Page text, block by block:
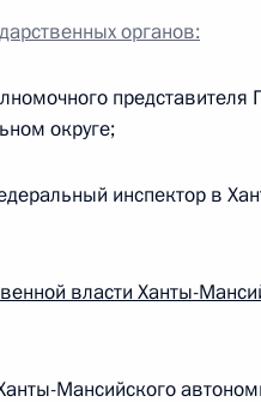
и Минтранса
помощи пострадавшим
Комаровой
органов:
представителя
округе;
инспектор в
власти Ханты-
Мансийского